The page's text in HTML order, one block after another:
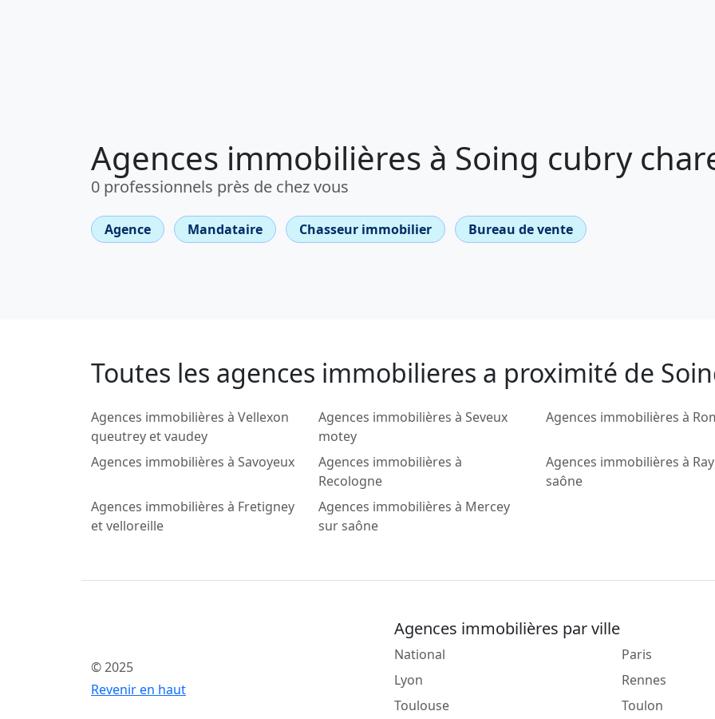
Agences immobilières à Soing cubry
0 professionnels près de chez vous
Agence Mandataire Chasseur immobilier Bureau de vente
Toutes les agences immobilieres a proximité de
Agences immobilières à Vellexon
queutrey et vaudey
Agences immobilières à Seveux
motey
Agences immobilières à
Agences immobilières à Savoyeux
Agences immobilières à
Recologne
Agences immobilières à
saône
Agences immobilières à Fretigney
et velloreille
Agences immobilières à Mercey
sur saône
© 2025
Revenir en haut
Agences immobilières par ville
National
Lyon
Toulouse
Paris
Rennes
Toulon